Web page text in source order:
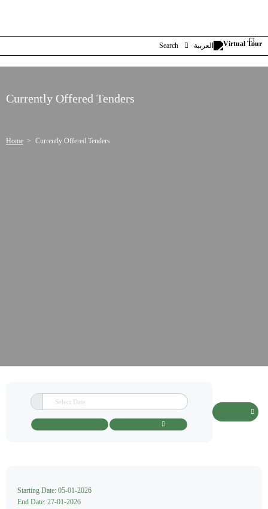
Search العربية
Currently Offered Tenders
Home Currently Offered Tenders
Completed
Tenders
Starting Date: 05-01-2026
End Date: 27-01-2026